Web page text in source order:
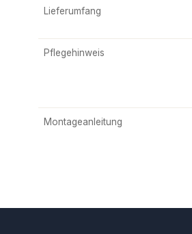
Lieferumfang
Pflegehinweis
Montageanleitung